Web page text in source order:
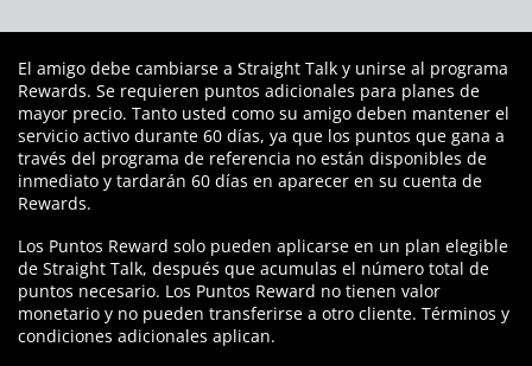
El amigo debe cambiarse a Straight Talk y unirse al programa
Rewards. Se requieren puntos adicionales para planes de
mayor precio. Tanto usted como su amigo deben mantener el
servicio activo durante 60 días, ya que los puntos que gana a
través del programa de referencia no están disponibles de
inmediato y tardarán 60 días en aparecer en su cuenta de
Rewards.
Los Puntos Reward solo pueden aplicarse en un plan elegible
de Straight Talk, después que acumulas el número total de
puntos necesario. Los Puntos Reward no tienen valor
monetario y no pueden transferirse a otro cliente. Términos y
condiciones adicionales aplican.